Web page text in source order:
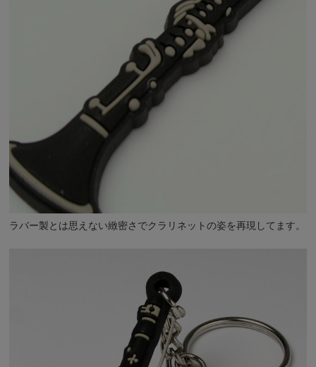
ラバー製とは思えない緻密さでクラリネットの姿を再現してます。